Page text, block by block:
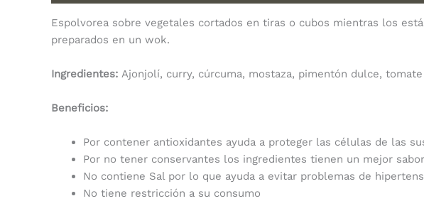
Espolvorea sobre vegetales cortados en tiras o cubos mientras los
preparados en un wok.
Ingredientes: Ajonjolí, curry, cúrcuma, mostaza, pimentón dulce,
Beneficios:
Por contener antioxidantes ayuda a proteger las células de las
Por no tener conservantes los ingredientes tienen un mejor
No contiene Sal por lo que ayuda a evitar problemas de
No tiene restricción a su consumo